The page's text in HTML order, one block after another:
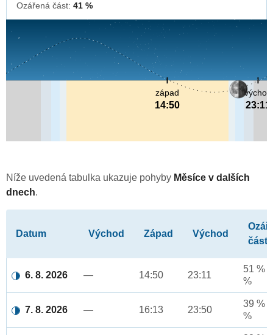
Ozářená část: 41 %
východ
23:11
západ
14:50
Níže uvedená tabulka ukazuje pohyby Měsíce v dalších
dnech.
Datum Východ Západ Východ
část
6. 8. 2026 — 14:50 23:11
51 %
%
7. 8. 2026 — 16:13 23:50
39 %
%